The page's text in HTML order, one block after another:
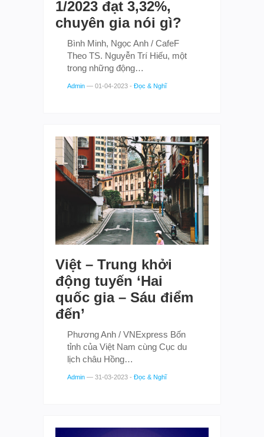
1/2023 đạt 3,32%,
chuyên gia nói gì?
Bình Minh, Ngọc Anh / CafeF
Theo TS. Nguyễn Trí Hiếu, một
trong những động…
Admin — 01-04-2023 - Đọc & Nghĩ
Việt – Trung khởi
động tuyến ‘Hai
quốc gia – Sáu điểm
đến’
Phương Anh / VNExpress Bốn
tỉnh của Việt Nam cùng Cục du
lịch châu Hồng…
Admin — 31-03-2023 - Đọc & Nghĩ